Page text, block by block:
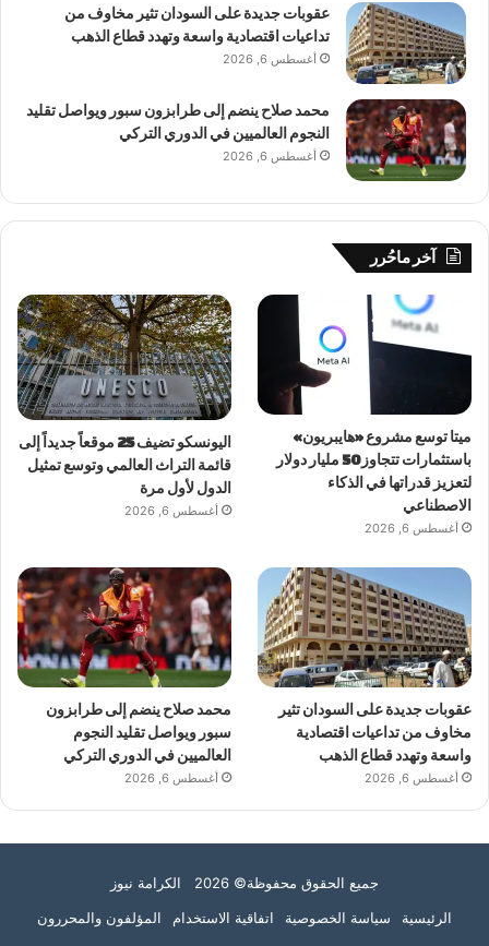
عقوبات جديدة على السودان تثير مخاوف من
تداعيات اقتصادية واسعة وتهدد قطاع الذهب
أغسطس 6, 2026
محمد صلاح ينضم إلى طرابزون سبور ويواصل تقليد
النجوم العالميين في الدوري التركي
أغسطس 6, 2026
آخر ماحُرر
ميتا توسع مشروع «هايبريون»
باستثمارات تتجاوز 50 مليار دولار
لتعزيز قدراتها في الذكاء
الاصطناعي
أغسطس 6, 2026
اليونسكو تضيف 25 موقعاً جديداً إلى
قائمة التراث العالمي وتوسع تمثيل
الدول لأول مرة
أغسطس 6, 2026
عقوبات جديدة على السودان تثير
مخاوف من تداعيات اقتصادية
واسعة وتهدد قطاع الذهب
أغسطس 6, 2026
محمد صلاح ينضم إلى طرابزون
سبور ويواصل تقليد النجوم
العالميين في الدوري التركي
أغسطس 6, 2026
جميع الحقوق محفوظة© 2026 الكرامة نيوز
الرئيسية
سياسة الخصوصية اتفاقية الاستخدام
المؤلفون والمحررون